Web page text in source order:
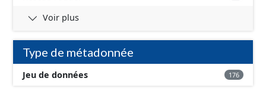
Voir plus
Type de métadonnée
Jeu de données 176